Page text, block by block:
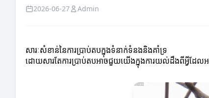
2026-06-27 Admin
សារៈសំខាន់នៃការប្រាប់តបក្នុងទំនាក់ទំនងនិងគាំទ្រ
ដោយសារតែការប្រាប់តបអាចជួយយើងក្នុងការយល់ដឹងពីអ្វីដែល